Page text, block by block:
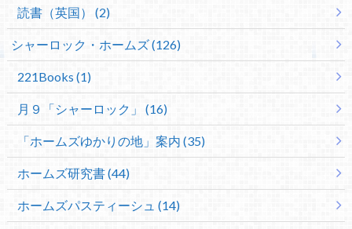
読書（英国） (2)
シャーロック・ホームズ (126)
221Books (1)
月９「シャーロック」 (16)
「ホームズゆかりの地」案内 (35)
ホームズ研究書 (44)
ホームズパスティーシュ (14)